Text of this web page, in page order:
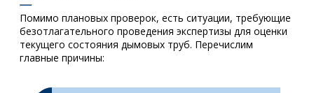
Помимо плановых проверок, есть ситуации, требующие
безотлагательного проведения экспертизы для оценки
текущего состояния дымовых труб. Перечислим
главные причины: